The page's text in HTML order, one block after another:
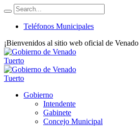
Teléfonos Municipales
¡Bienvenidos al sitio web oficial de
Gobierno
Intendente
Gabinete
Concejo Municipal